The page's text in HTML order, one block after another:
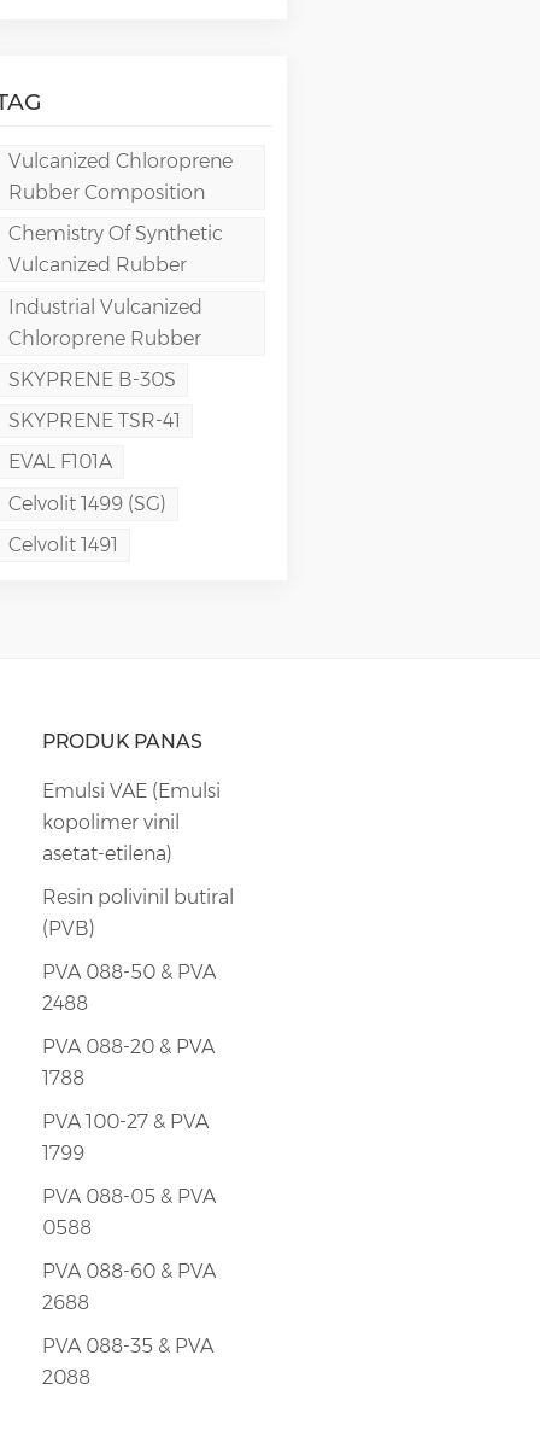
Vulcanized Chloroprene
Rubber Composition
Chemistry Of Synthetic
Vulcanized Rubber
Industrial Vulcanized
Chloroprene Rubber
SKYPRENE B-30S
SKYPRENE TSR-41
EVAL F101A
Celvolit 1499 (SG)
Celvolit 1491
PRODUK PANAS
Emulsi VAE (Emulsi
kopolimer vinil
asetat-etilena)
Resin polivinil butiral
(PVB)
PVA 088-50 & PVA
2488
PVA 088-20 & PVA
1788
PVA 100-27 & PVA
1799
PVA 088-05 & PVA
0588
PVA 088-60 & PVA
2688
PVA 088-35 & PVA
2088